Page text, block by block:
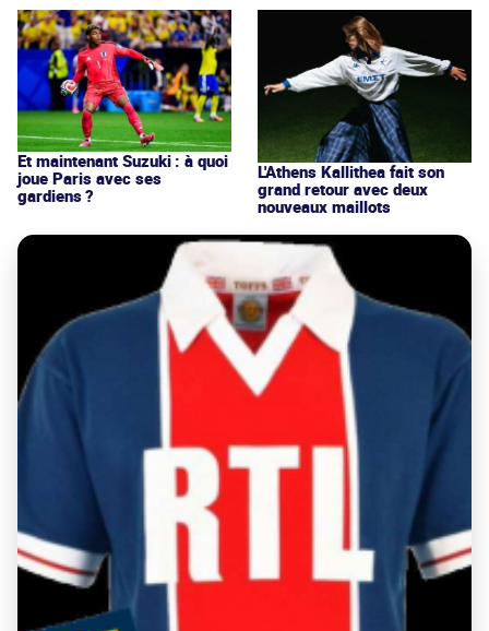
Et maintenant Suzuki : à quoi
joue Paris avec ses
gardiens ?
L'Athens Kallithea fait son
grand retour avec deux
nouveaux maillots